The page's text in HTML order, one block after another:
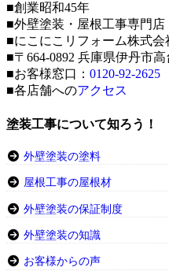
■創業昭和45年
■外壁塗装・屋根工事専門店
■にこにこリフォーム株式会
■〒664-0892 兵庫県伊丹市高
■お客様窓口： 0120-92-2625
■各店舗へのアクセス
塗装工事について知ろう！
外壁塗装の塗料
屋根工事の屋根材
外壁塗装の保証制度
外壁塗装の知識
お客様からの声